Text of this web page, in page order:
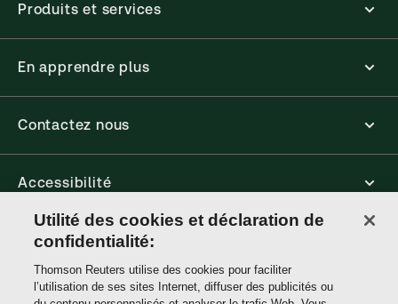
Produits et services
En apprendre plus
Contactez nous
Accessibilité
Connect
Thomson
Utilité des cookies et déclaration de
confidentialité:
Thomson Reuters utilise des cookies pour faciliter
l’utilisation de ses sites Internet, diffuser des publicités ou